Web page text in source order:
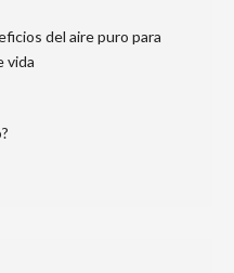
del aire puro para
vida